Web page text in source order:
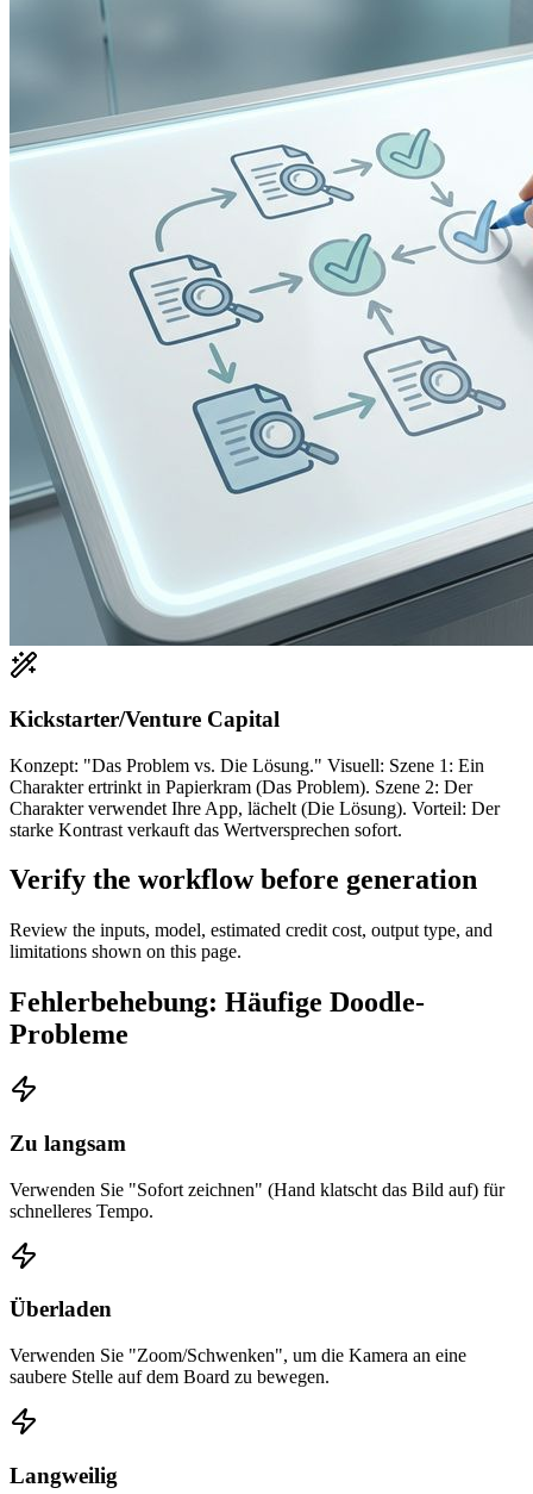
Kickstarter/Venture Capital
Konzept: "Das Problem vs. Die Lösung." Visuell: Szene 1: Ein
Charakter ertrinkt in Papierkram (Das Problem). Szene 2: Der
Charakter verwendet Ihre App, lächelt (Die Lösung). Vorteil: Der
starke Kontrast verkauft das Wertversprechen sofort.
Verify the workflow before generation
Review the inputs, model, estimated credit cost, output type, and
limitations shown on this page.
Fehlerbehebung: Häufige Doodle-
Probleme
Zu langsam
Verwenden Sie "Sofort zeichnen" (Hand klatscht das Bild auf) für
schnelleres Tempo.
Überladen
Verwenden Sie "Zoom/Schwenken", um die Kamera an eine
saubere Stelle auf dem Board zu bewegen.
Langweilig